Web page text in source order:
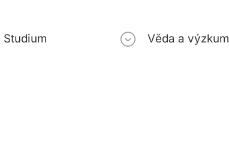
Studium Věda a výzkum